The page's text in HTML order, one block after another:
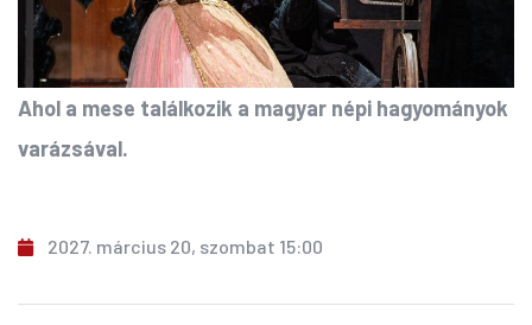
Ahol a mese találkozik a magyar népi hagyományok
varázsával.
2027. március 20, szombat 15:00